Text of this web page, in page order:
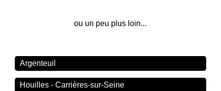
ou un peu plus loin...
Argenteuil
Houilles - Carrières-sur-Seine